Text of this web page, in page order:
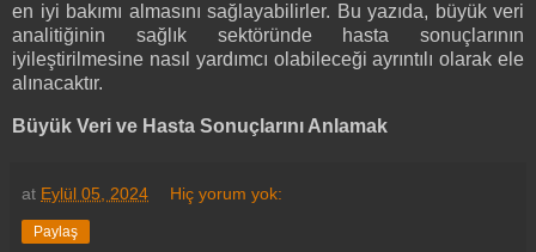
en iyi bakımı almasını sağlayabilirler. Bu yazıda, büyük veri
analitiğinin sağlık sektöründe hasta sonuçlarının
iyileştirilmesine nasıl yardımcı olabileceği ayrıntılı olarak ele
alınacaktır.
Büyük Veri ve Hasta Sonuçlarını Anlamak
at Eylül 05, 2024 Hiç yorum yok:
Paylaş